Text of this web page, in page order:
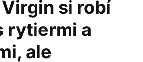
si robí
rytiermi a
ale